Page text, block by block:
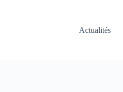
Actualités